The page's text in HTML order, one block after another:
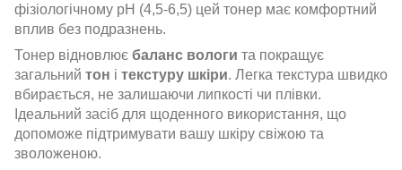
фізіологічному pH (4,5-6,5) цей тонер має комфортний
вплив без подразнень.
Тонер відновлює баланс вологи та покращує
загальний тон і текстуру шкіри. Легка текстура швидко
вбирається, не залишаючи липкості чи плівки.
Ідеальний засіб для щоденного використання, що
допоможе підтримувати вашу шкіру свіжою та
зволоженою.